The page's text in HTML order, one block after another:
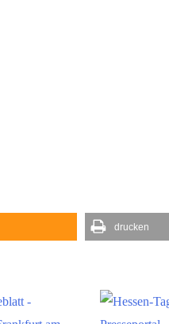
drucken